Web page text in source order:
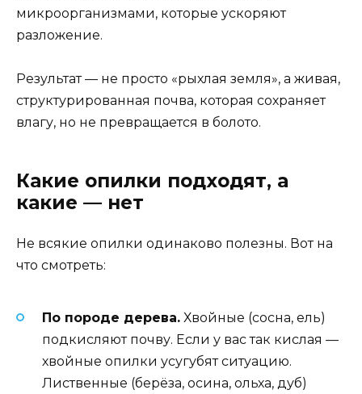
микроорганизмами, которые ускоряют
разложение.
Результат — не просто «рыхлая земля», а живая,
структурированная почва, которая сохраняет
влагу, но не превращается в болото.
Какие опилки подходят, а
какие — нет
Не всякие опилки одинаково полезны. Вот на
что смотреть:
По породе дерева. Хвойные (сосна, ель)
подкисляют почву. Если у вас так кислая —
хвойные опилки усугубят ситуацию.
Лиственные (берёза, осина, ольха, дуб)